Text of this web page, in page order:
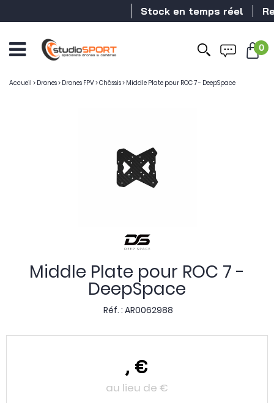
Stock en temps réel
0
Accueil > Drones> Drones FPV>Châssis> Middle Plate pour ROC 7 - DeepSpace
Middle Plate pour ROC 7 -
DeepSpace
Réf. : AR0062988
, €
au lieu de €